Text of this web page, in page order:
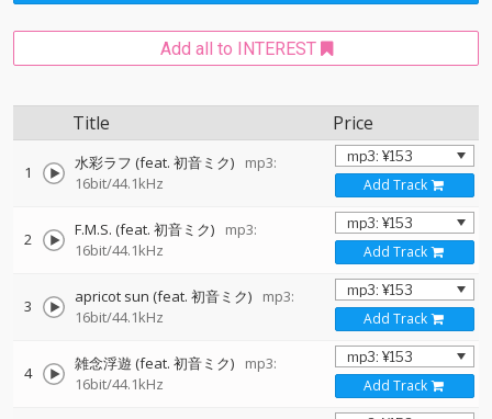
Add all to INTEREST
Title Price
1 水彩ラフ (feat. 初音ミク)
mp3:
16bit/44.1kHz
Add Track
2 F.M.S. (feat. 初音ミク)
mp3:
16bit/44.1kHz
Add Track
3 apricot sun (feat. 初音ミク)
mp3:
16bit/44.1kHz
Add Track
4 雑念浮遊 (feat. 初音ミク)
mp3:
16bit/44.1kHz
Add Track